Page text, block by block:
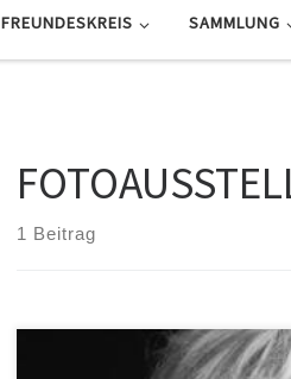
FREUNDESKREIS SAMMLUNG
1 Beitrag